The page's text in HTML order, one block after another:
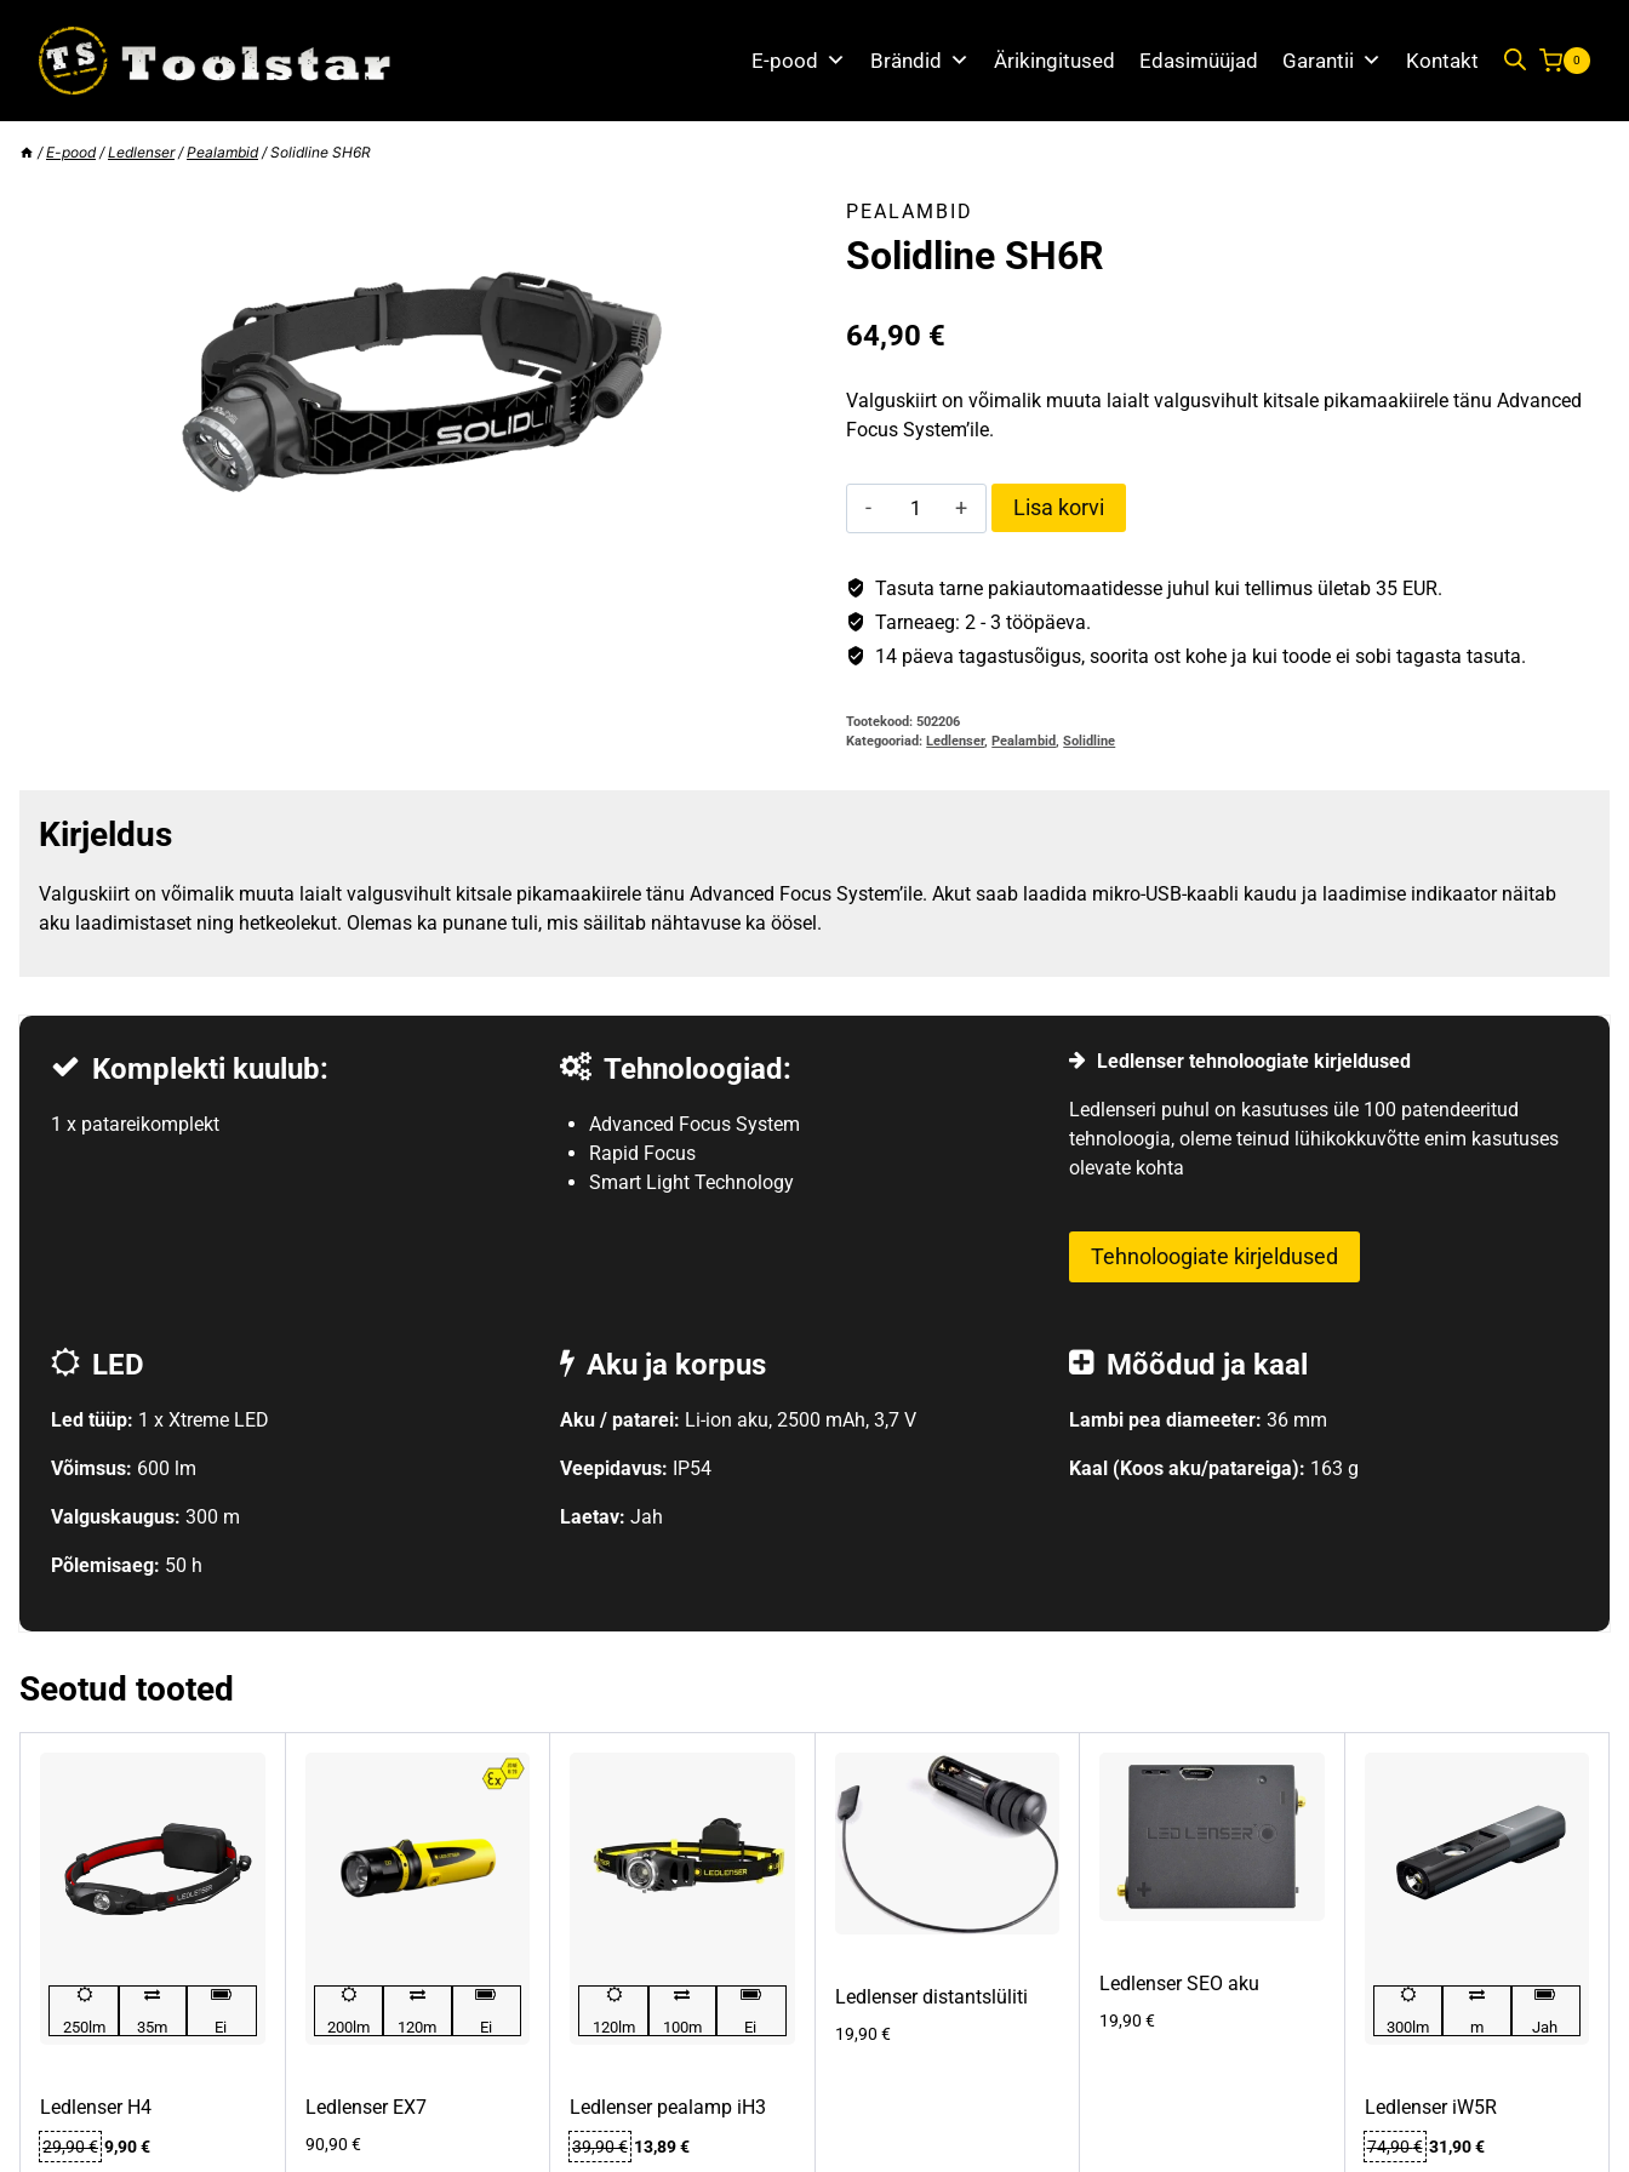
content
E-pood Brändid Ärikingitused Edasimüüjad Garantii Kontakt 0
/ E-pood / Ledlenser / Pealambid / Solidline SH6R
PEALAMBID
Solidline SH6R
64,90 €
Valguskiirt on võimalik muuta laialt valgusvihult kitsale pikamaakiirele tänu Advanced
Focus System’ile.
Solidline
SH6R
Lisa korvi
Tasuta tarne pakiautomaatidesse juhul kui tellimus ületab 35 EUR.
Tarneaeg: 2 - 3 tööpäeva.
14 päeva tagastusõigus, soorita ost kohe ja kui toode ei sobi tagasta tasuta.
Tootekood:502206
Kategooriad:Ledlenser,Pealambid ,Solidline
Kirjeldus
Valguskiirt on võimalik muuta laialt valgusvihult kitsale pikamaakiirele tänu Advanced Focus System’ile. Akut saab laadida mikro-USB-kaabli kaudu ja laadimise indikaator näitab
aku laadimistaset ning hetkeolekut. Olemas ka punane tuli, mis säilitab nähtavuse ka öösel.
Komplekti kuulub:
1 x patareikomplekt
Tehnoloogiad:
Advanced Focus System
Rapid Focus
Smart Light Technology
Ledlenser tehnoloogiate kirjeldused
Ledlenseri puhul on kasutuses üle 100 patendeeritud
tehnoloogia, oleme teinud lühikokkuvõtte enim kasutuses
olevate kohta
Tehnoloogiate kirjeldused
LED
Led tüüp: 1 x Xtreme LED
Võimsus: 600 lm
Valguskaugus:300 m
Põlemisaeg: 50 h
Aku ja korpus
Aku / patarei: Li-ion aku, 2500 mAh, 3,7 V
Veepidavus: IP54
Laetav:Jah
Mõõdud ja kaal
Lambi pea diameeter: 36 mm
Kaal (Koos aku/patareiga): 163 g
Seotud tooted
250lm 35m Ei
Ledlenser H4
29,90€ Algne
9,90€Praegune
200lm 120m Ei
Ledlenser EX7
90,90 €
120lm 100m Ei
Ledlenser pealamp iH3
39,90€ Algne
13,89€Praegune
Ledlenser distantslüliti
19,90 €
Ledlenser SEO aku
19,90 € 300lm m Jah
Ledlenser iW5R
74,90€ Algne
31,90€Praegune